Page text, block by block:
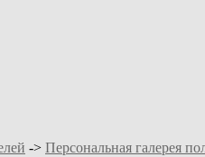
-> Персональная галерея